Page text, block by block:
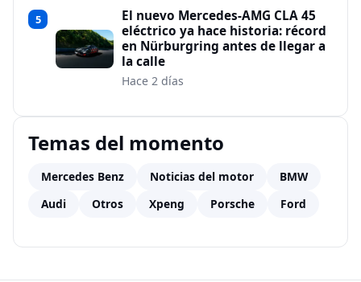
5
El nuevo Mercedes-AMG CLA 45
eléctrico ya hace historia: récord
en Nürburgring antes de llegar a
la calle
Hace 2 días
Temas del momento
Mercedes Benz Noticias del motor
BMW
Audi
Otros Xpeng Porsche Ford